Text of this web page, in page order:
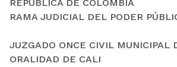
REPUBLICA DE COLOMBIA
RAMA JUDICIAL DEL PODER
JUZGADO ONCE CIVIL MUNICIPAL
ORALIDAD DE CALI